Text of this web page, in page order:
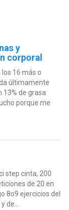
y
corporal
16 más o
últimamente
13% de grasa
porque me
step cinta, 200
de 20 en
8o9 ejercicios del
de...